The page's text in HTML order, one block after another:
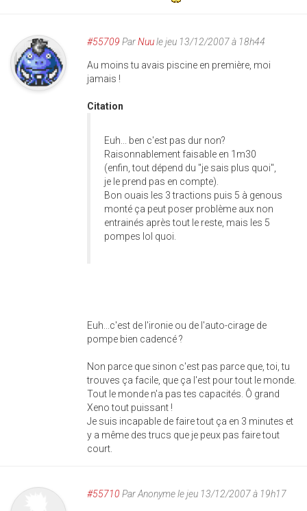
#55709 ParNuule jeu 13/12/2007 à 18h44
Au moins tu avais piscine en première, moi
jamais !
Citation
Euh... ben c'est pas dur non?
Raisonnablement faisable en 1m30
(enfin, tout dépend du "je sais plus quoi",
je le prend pas en compte).
Bon ouais les 3 tractions puis 5 à genous
monté ça peut poser problème aux non
entrainés après tout le reste, mais les 5
pompes lol quoi.
Euh...c'est de l'ironie ou de l'auto-cirage de
pompe bien cadencé ?
Non parce que sinon c'est pas parce que, toi, tu
trouves ça facile, que ça l'est pour tout le monde.
Tout le monde n'a pas tes capacités. Ô grand
Xeno tout puissant !
Je suis incapable de faire tout ça en 3 minutes et
y a même des trucs que je peux pas faire tout
court.
#55710 ParAnonymele jeu 13/12/2007 à 19h17